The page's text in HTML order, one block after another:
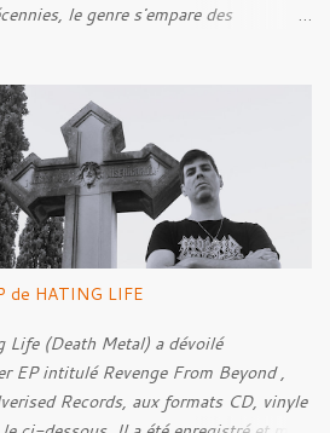
le genre s'empare des
à la rencontre de Noise (
Kumar ( 1914 ), qui reviennent sur
Guerre mondiale. Le documentaire
au producteur Kristian "Kohle"
de 1914 , ainsi qu'à l'historien
allemand des blindés de Munster,
la place des images de guerre
du Metal. Le reportage est à
de HATING LIFE
Life (Death Metal) a dévoilé
EP intitulé Revenge From Beyond ,
Records, aux formats CD, vinyle